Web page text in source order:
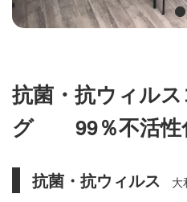
抗菌・抗ウィル
グ 99％不活性
抗菌・抗ウィルス